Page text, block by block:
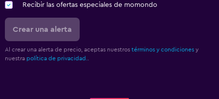
Recibir las ofertas especiales de momondo
Crear una alerta
Al crear una alerta de precio, aceptas nuestros términos y condiciones y
nuestra política de privacidad..